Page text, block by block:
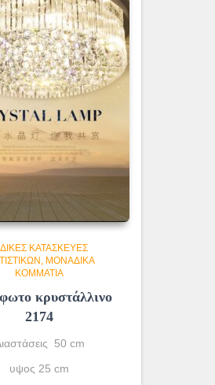
ΚΑΤΑΣΚΕΥΈΣ
ΜΟΝΆΔΙΚΑ
ΚΟΜΜΆΤΙΑ
κρυστάλλινο
2174
50 cm
υψος 25 cm